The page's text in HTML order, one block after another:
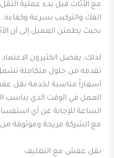
مع الأثاث قبل بدء عملية
الفك والتركيب بسرعة
بحيث يطمئن العميل إلى أن
لذلك، يفضل الكثيرون
تقدمه من حلول متكاملة
أسعاراً مناسبة لخدمة نقل
العمل في الوقت الذي يناسب
الساعة للإجابة عن أي
مع الشركة مريحة وموثوقة
نقل عفش مع التغليف